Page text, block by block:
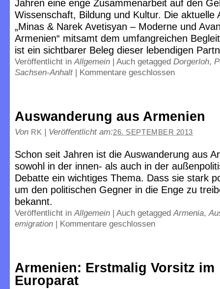
Jahren eine enge Zusammenarbeit auf den
Wissenschaft, Bildung und Kultur. Die aktuelle
„Minas & Narek Avetisyan – Moderne und
Armenien“ mitsamt dem umfangreichen
ist ein sichtbarer Beleg dieser lebendigen
Veröffentlicht inAllgemein | Auch getagged Dorgerloh,
Sachsen-Anhalt | Kommentare geschlossen
Auswanderung aus Armenien
Von RK | Veröffentlicht am:26. SEPTEMBER 2013
Schon seit Jahren ist die Auswanderung aus
sowohl in der innen- als auch in der
Debatte ein wichtiges Thema. Dass sie stark
um den politischen Gegner in die Enge zu
bekannt.
Veröffentlicht inAllgemein | Auch getaggedArmenia,
emigration | Kommentare geschlossen
Armenien: Erstmalig Vorsitz im
Europarat